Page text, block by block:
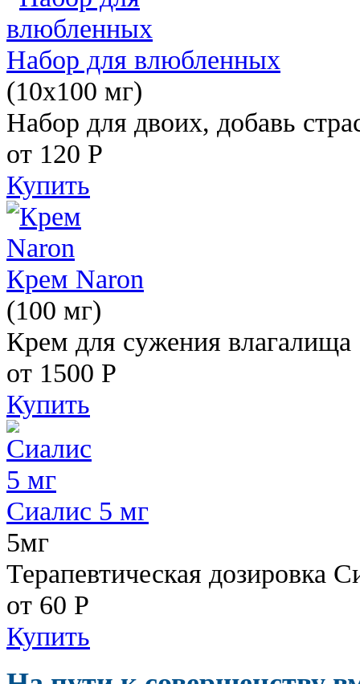
Набор для влюбленных
(10х100 мг)
Набор для двоих, добавь
от 120 Р
Купить
Крем Naron
(100 мг)
Крем для сужения влагалища
от 1500 Р
Купить
Сиалис 5 мг
5мг
Терапевтическая дозировка
от 60 Р
Купить